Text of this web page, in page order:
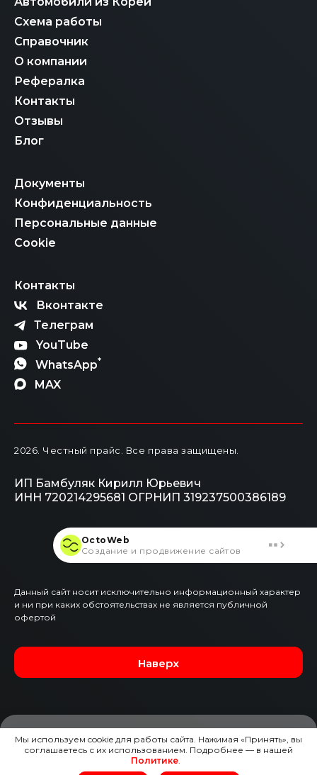
Схема работы
Справочник
О компании
Рефералка
Контакты
Отзывы
Блог
Документы
Конфиденциальность
Персональные данные
Cookie
Контакты
Вконтакте
Телеграм
YouTube
WhatsApp*
MAX
2026 . Честный прайс. Все права защищены.
ИП Бамбуляк Кирилл Юрьевич
ИНН 720214295681 ОГРНИП 319237500386189
Данный сайт носит исключительно информационный характер
и ни при каких обстоятельствах не является публичной
офертой
Наверх
OctoWeb
Создание и продвижение сайтов
Мы используем cookie для работы сайта. Нажимая «Принять», вы
соглашаетесь с их использованием. Подробнее — в нашей
Политике.
ЗАЯВКА НА ЭТОТ АВТО